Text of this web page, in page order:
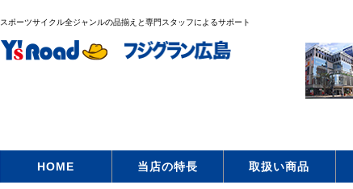
スポーツサイクル全ジャンルの品揃えと専門スタッフによるサポート
HOME 当店の特長 取扱い商品